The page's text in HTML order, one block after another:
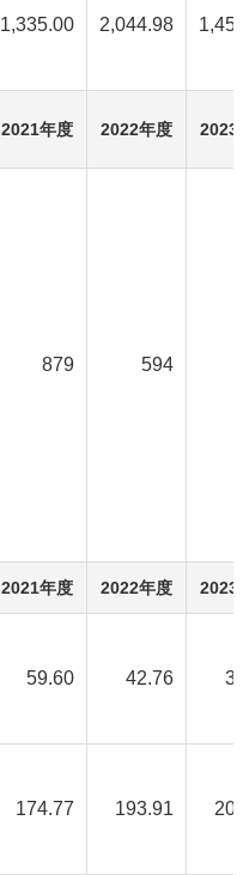
1,335.00 2,044.98
2021年度 2022年度 2023
879 594
2021年度 2022年度 2023
59.60 42.76
174.77 193.91